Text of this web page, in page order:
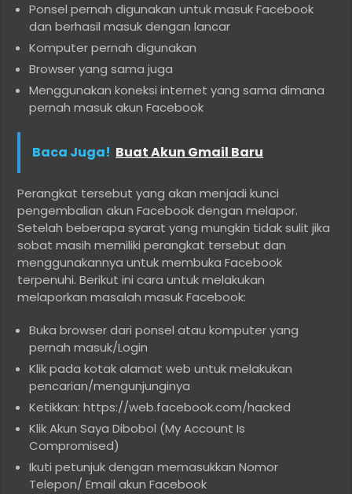
Ponsel pernah digunakan untuk masuk Facebook
dan berhasil masuk dengan lancar
Komputer pernah digunakan
Browser yang sama juga
Menggunakan koneksi internet yang sama dimana
pernah masuk akun Facebook
Baca Juga! Buat Akun Gmail Baru
Perangkat tersebut yang akan menjadi kunci
pengembalian akun Facebook dengan melapor.
Setelah beberapa syarat yang mungkin tidak sulit jika
sobat masih memiliki perangkat tersebut dan
menggunakannya untuk membuka Facebook
terpenuhi. Berikut ini cara untuk melakukan
melaporkan masalah masuk Facebook:
Buka browser dari ponsel atau komputer yang
pernah masuk/Login
Klik pada kotak alamat web untuk melakukan
pencarian/mengunjunginya
Ketikkan: https://web.facebook.com/hacked
Klik Akun Saya Dibobol (My Account Is
Compromised)
Ikuti petunjuk dengan memasukkan Nomor
Telepon/ Email akun Facebook